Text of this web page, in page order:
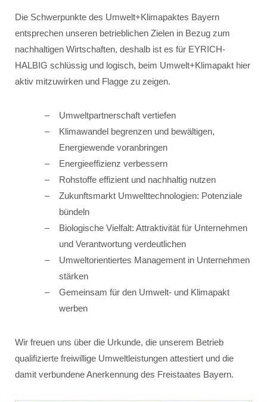
Die Schwerpunkte des Umwelt+Klimapaktes Bayern
entsprechen unseren betrieblichen Zielen in Bezug zum
nachhaltigen Wirtschaften, deshalb ist es für EYRICH-
HALBIG schlüssig und logisch, beim Umwelt+Klimapakt hier
aktiv mitzuwirken und Flagge zu zeigen.
Umweltpartnerschaft vertiefen
Klimawandel begrenzen und bewältigen,
Energiewende voranbringen
Energieeffizienz verbessern
Rohstoffe effizient und nachhaltig nutzen
Zukunftsmarkt Umwelttechnologien: Potenziale
bündeln
Biologische Vielfalt: Attraktivität für Unternehmen
und Verantwortung verdeutlichen
Umweltorientiertes Management in Unternehmen
stärken
Gemeinsam für den Umwelt- und Klimapakt
werben
Wir freuen uns über die Urkunde, die unserem Betrieb
qualifizierte freiwillige Umweltleistungen attestiert und die
damit verbundene Anerkennung des Freistaates Bayern.